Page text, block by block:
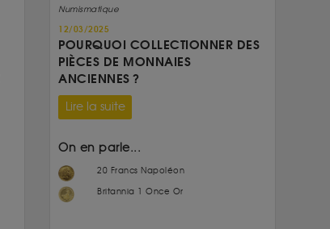
Numismatique
12/03/2025
POURQUOI COLLECTIONNER DES
PIÈCES DE MONNAIES
ANCIENNES ?
Lire la suite
On en parle...
20 Francs Napoléon
Britannia 1 Once Or